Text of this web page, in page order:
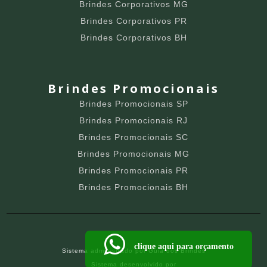
Brindes Corporativos MG
Brindes Corporativos PR
Brindes Corporativos BH
Brindes Promocionais
Brindes Promocionais SP
Brindes Promocionais RJ
Brindes Promocionais SC
Brindes Promocionais MG
Brindes Promocionais PR
Brindes Promocionais BH
Sistema administrado porGuia dos Brindes
Sistema desenvolvido por
clique aqui para orçamento